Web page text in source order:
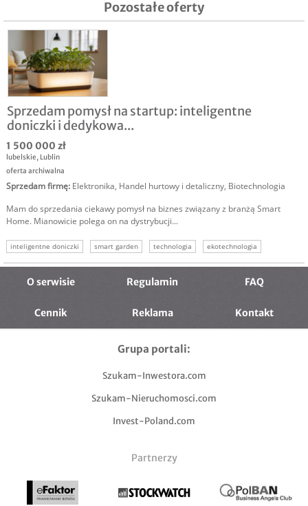
Pozostałe oferty
Sprzedam pomysł na startup: inteligentne
doniczki i dedykowa...
1 500 000 zł
lubelskie, Lublin
oferta archiwalna
Sprzedam firmę: Elektronika, Handel hurtowy i detaliczny, Biotechnologia
Mam do sprzedania ciekawy pomysł na biznes związany z branżą Smart
Home. Mianowicie polega on na dystrybucji...
inteligentne doniczki smart garden technologia
ekotechnologia
elektronika
automatyczne podlewanie
O serwisie Regulamin FAQ
Cennik Reklama Kontakt
Grupa portali:
Szukam-Inwestora.com
Szukam-Nieruchomosci.com
Invest-Poland.com
Partnerzy